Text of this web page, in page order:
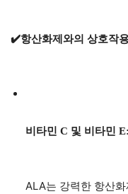
✔️항산화제와의 상호작
비타민 C 및 비타민 E:
ALA는 강력한 항산